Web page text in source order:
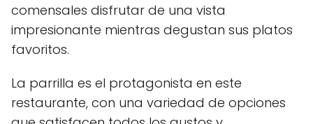
comensales disfrutar de una vista
impresionante mientras degustan sus platos
favoritos.
La parrilla es el protagonista en este
restaurante, con una variedad de opciones